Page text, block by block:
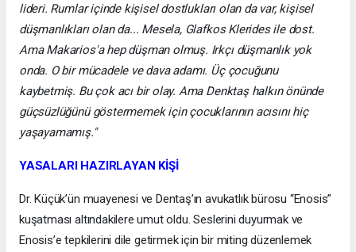
lideri. Rumlar içinde kişisel dostlukları olan da var, kişisel
düşmanlıkları olan da... Mesela, Glafkos Klerides ile dost.
Ama Makarios'a hep düşman olmuş. Irkçı düşmanlık yok
onda. O bir mücadele ve dava adamı. Üç çocuğunu
kaybetmiş. Bu çok acı bir olay. Ama Denktaş halkın önünde
güçsüzlüğünü göstermemek için çocuklarının acısını hiç
yaşayamamış."
YASALARI HAZIRLAYAN KİŞİ
Dr. Küçük’ün muayenesi ve Dentaş’ın avukatlık bürosu “Enosis”
kuşatması altındakilere umut oldu. Seslerini duyurmak ve
Enosis’e tepkilerini dile getirmek için bir miting düzenlemek